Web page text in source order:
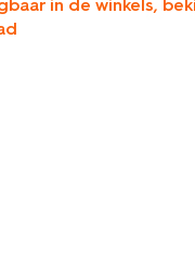
in de winkels,